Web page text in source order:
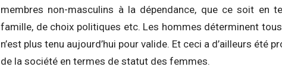
membres non-masculins à la dépendance, que ce soit en
famille, de choix politiques etc. Les hommes déterminent
n’est plus tenu aujourd’hui pour valide. Et ceci a d’ailleurs été
de la société en termes de statut des femmes.